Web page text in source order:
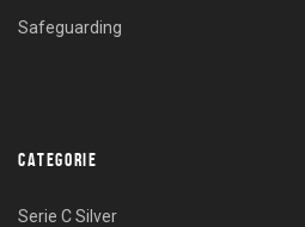
Safeguarding
CATEGORIE
Serie C Silver